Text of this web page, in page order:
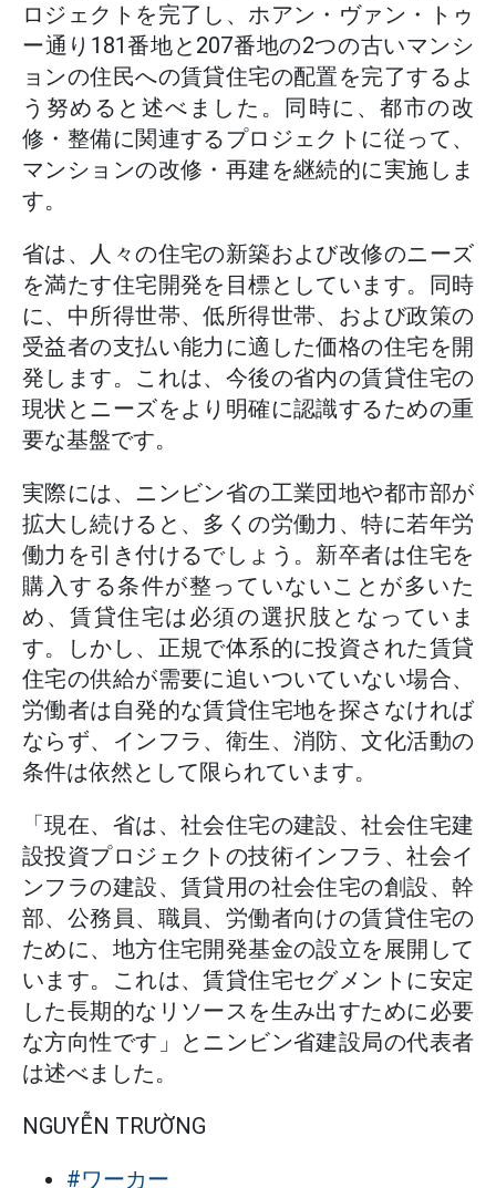
ロジェクトを完了し、ホアン・ヴァン・トゥ
ー通り181番地と207番地の2つの古いマンシ
ョンの住民への賃貸住宅の配置を完了するよ
う努めると述べました。同時に、都市の改
修・整備に関連するプロジェクトに従って、
マンションの改修・再建を継続的に実施しま
す。
省は、人々の住宅の新築および改修のニーズ
を満たす住宅開発を目標としています。同時
に、中所得世帯、低所得世帯、および政策の
受益者の支払い能力に適した価格の住宅を開
発します。これは、今後の省内の賃貸住宅の
現状とニーズをより明確に認識するための重
要な基盤です。
実際には、ニンビン省の工業団地や都市部が
拡大し続けると、多くの労働力、特に若年労
働力を引き付けるでしょう。新卒者は住宅を
購入する条件が整っていないことが多いた
め、賃貸住宅は必須の選択肢となっていま
す。しかし、正規で体系的に投資された賃貸
住宅の供給が需要に追いついていない場合、
労働者は自発的な賃貸住宅地を探さなければ
ならず、インフラ、衛生、消防、文化活動の
条件は依然として限られています。
「現在、省は、社会住宅の建設、社会住宅建
設投資プロジェクトの技術インフラ、社会イ
ンフラの建設、賃貸用の社会住宅の創設、幹
部、公務員、職員、労働者向けの賃貸住宅の
ために、地方住宅開発基金の設立を展開して
います。これは、賃貸住宅セグメントに安定
した長期的なリソースを生み出すために必要
な方向性です」とニンビン省建設局の代表者
は述べました。
NGUYỄN TRƯỜNG
#ワーカー